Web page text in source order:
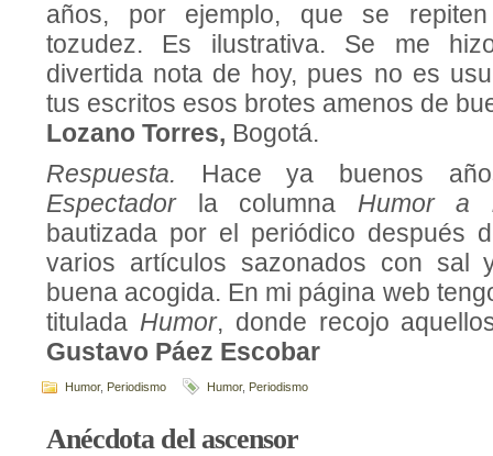
años, por ejemplo, que se repiten
tozudez. Es ilustrativa. Se me
divertida nota de hoy, pues no es
tus escritos esos brotes amenos de
Lozano Torres, Bogotá.
Respuesta. Hace ya buenos
Espectador
la columna Humor a
bautizada por el periódico después
varios artículos sazonados con sal
buena acogida. En mi página web
titulada Humor, donde recojo
Gustavo Páez Escobar
Humor, Periodismo Humor, Periodismo
Anécdota del ascensor